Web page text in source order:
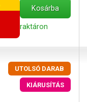
Kosárba
raktáron
UTOLSÓ DARAB
KIÁRUSÍTÁS